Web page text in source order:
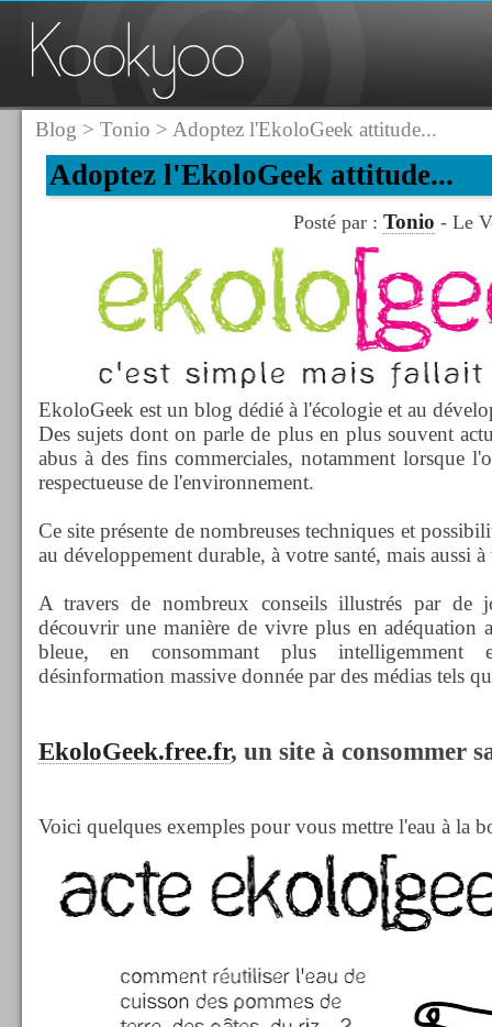
Blog > Tonio > Adoptez l'EkoloGeek attitude...
Adoptez l'EkoloGeek attitude...
Posté par : Tonio - Le
EkoloGeek est un blog dédié à l'écologie et au
Des sujets dont on parle de plus en plus souvent
abus à des fins commerciales, notamment lorsque
respectueuse de l'environnement.
Ce site présente de nombreuses techniques et
au développement durable, à votre santé, mais aussi
A travers de nombreux conseils illustrés par de
découvrir une manière de vivre plus en adéquation
bleue, en consommant plus intelligemment
désinformation massive donnée par des médias tels
EkoloGeek.free.fr, un site à consommer
Voici quelques exemples pour vous mettre l'eau à la